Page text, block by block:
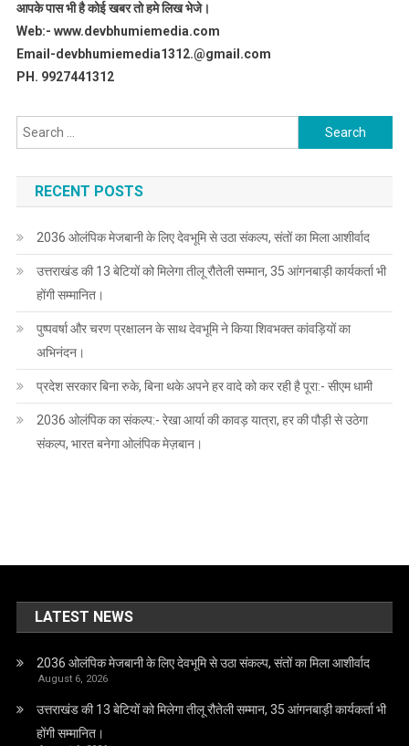
आपके पास भी है कोई खबर तो हमे लिख भेजे।
Web:- www.devbhumiemedia.com
Email-devbhumiemedia1312.@gmail.com
PH. 9927441312
Search
for:
RECENT POSTS
2036 ओलंपिक मेजबानी के लिए देवभूमि से उठा संकल्प, संतों का मिला आशीर्वाद
उत्तराखंड की 13 बेटियों को मिलेगा तीलू रौतेली सम्मान, 35 आंगनबाड़ी कार्यकर्ता भी
होंगी सम्मानित।
पुष्पवर्षा और चरण प्रक्षालन के साथ देवभूमि ने किया शिवभक्त कांवड़ियों का
अभिनंदन।
प्रदेश सरकार बिना रुके, बिना थके अपने हर वादे को कर रही है पूरा:- सीएम धामी
2036 ओलंपिक का संकल्प:- रेखा आर्या की कावड़ यात्रा, हर की पौड़ी से उठेगा
संकल्प, भारत बनेगा ओलंपिक मेज़बान।
LATEST NEWS
2036 ओलंपिक मेजबानी के लिए देवभूमि से उठा संकल्प, संतों का मिला आशीर्वाद
August 6, 2026
उत्तराखंड की 13 बेटियों को मिलेगा तीलू रौतेली सम्मान, 35 आंगनबाड़ी कार्यकर्ता भी
होंगी सम्मानित।